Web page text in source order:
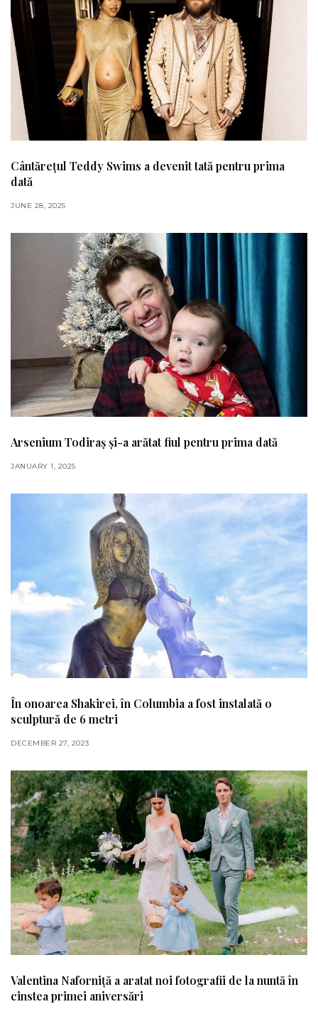
Cântărețul Teddy Swims a devenit tată pentru prima
dată
JUNE 28, 2025
Arsenium Todiraș și-a arătat fiul pentru prima dată
JANUARY 1, 2025
În onoarea Shakirei, în Columbia a fost instalată o
sculptură de 6 metri
DECEMBER 27, 2023
Valentina Naforniță a aratat noi fotografii de la nuntă în
cinstea primei aniversări